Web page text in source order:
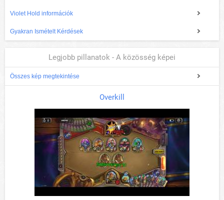
Violet Hold információk
Gyakran Ismételt Kérdések
Legjobb pillanatok - A közösség képei
Összes kép megtekintése
Overkill